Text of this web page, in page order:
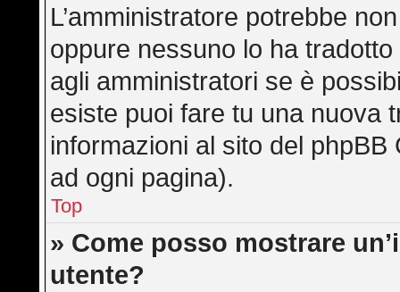
L’amministratore potrebbe
oppure nessuno lo ha
agli amministratori se è
esiste puoi fare tu una nuova
informazioni al sito del
ad ogni pagina).
Top
» Come posso mostrare
utente?